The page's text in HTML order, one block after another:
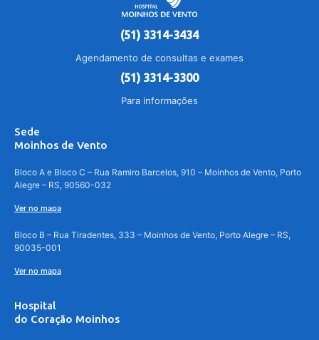
(51) 3314-3434
Agendamento de consultas e exames
(51) 3314-3300
Para informações
Sede
Moinhos de Vento
Bloco A e Bloco C – Rua Ramiro Barcelos, 910 – Moinhos de Vento, Porto
Alegre – RS, 90560-032
Ver no mapa
Bloco B – Rua Tiradentes, 333 – Moinhos de Vento, Porto Alegre – RS,
90035-001
Ver no mapa
Hospital
do Coração Moinhos